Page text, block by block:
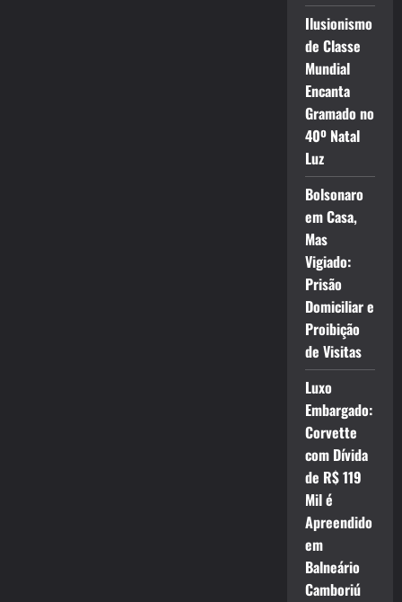
Ilusionismo
de Classe
Mundial
Encanta
Gramado no
40º Natal
Luz
Bolsonaro
em Casa,
Mas
Vigiado:
Prisão
Domiciliar e
Proibição
de Visitas
Luxo
Embargado:
Corvette
com Dívida
de R$ 119
Mil é
Apreendido
em
Balneário
Camboriú